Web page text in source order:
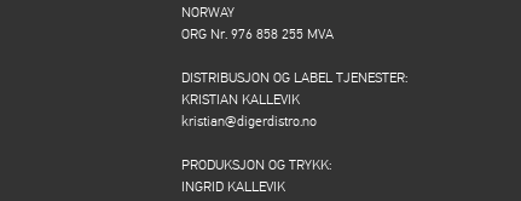
NORWAY
ORG Nr. 976 858 255 MVA
DISTRIBUSJON OG LABEL TJENESTER:
KRISTIAN KALLEVIK
kristian@digerdistro.no
PRODUKSJON OG TRYKK:
INGRID KALLEVIK